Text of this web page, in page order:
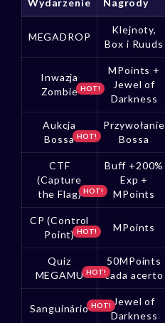
Wydarzenie Nagrody
MEGADROP
Klejnoty,
Box i Ruuds
Inwazja
Zombie HOT!
MPoints +
Jewel of
Darkness
Aukcja
Bossa HOT!
Przywołanie
Bossa
CTF
(Capture
the Flag) HOT!
Buff +200%
Exp +
MPoints
CP (Control
Point) HOT! MPoints
Quiz
MEGAMU HOT!
50MPoints
cada acerto
Sanguinário HOT! Jewel of
Darkness